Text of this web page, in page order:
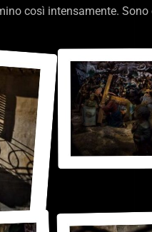
così intensamente.